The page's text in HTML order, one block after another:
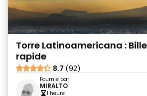
Torre Latinoamericana :
rapide
8.7 (92)
Fournie par
MIRALTO
1 heure